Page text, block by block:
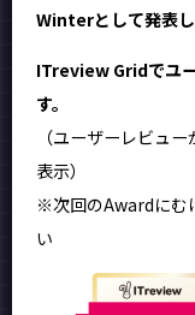
Winterとして発表し
ITreview Gridでユ
す。
（ユーザーレビュ
表示）
※次回のAwardにむ
い